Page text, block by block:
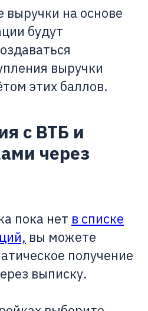
выручки на основе
будут
выручки
этих баллов.
с ВТБ и
через
пока нет в списке
вы можете
получение
выписку.